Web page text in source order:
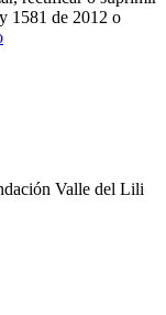
1581 de 2012 o
Valle del Lili